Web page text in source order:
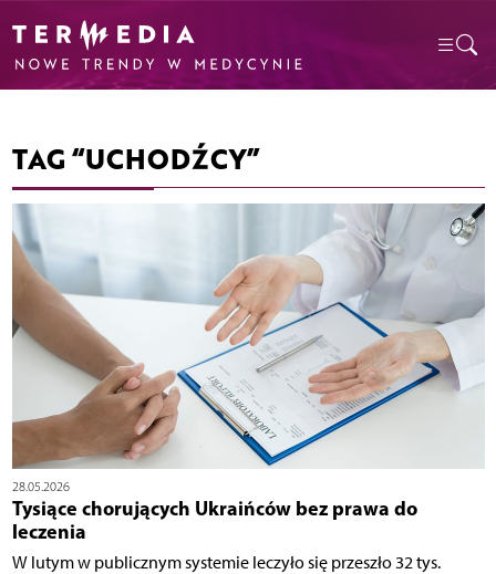
TAG “UCHODŹCY”
28.05.2026
Tysiące chorujących Ukraińców bez prawa do
leczenia
W lutym w publicznym systemie leczyło się przeszło 32 tys.